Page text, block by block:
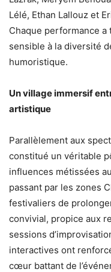
Lélé, Ethan Lallouz et
Chaque performance
sensible à la diversité
humoristique.
Un village immersif
artistique
Parallèlement aux
constitué un véritable
influences métissées
passant par les zones
festivaliers de
convivial, propice aux
sessions
interactives ont
cœur battant de